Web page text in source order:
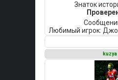
Знаток
Любимый игрок:
kuzya